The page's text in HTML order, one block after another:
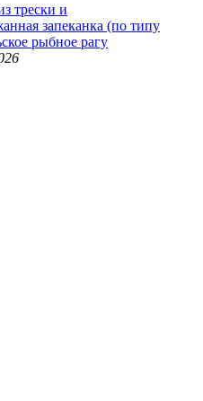
трески и
запеканка (по типу
рыбное рагу